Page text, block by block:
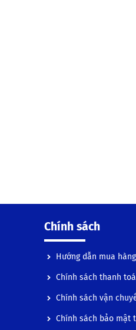
Chính sách
Hướng dẫn mua hàng
Chính sách thanh
Chính sách vận
Chính sách bảo mật